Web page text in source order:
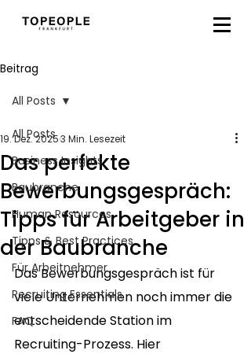
Beitrag
All Posts
Business Insights
Baubranche
Human Resources
Tipps & Best Practices
Für Arbeitnehmer
Recruiting Essentials
FAQ
All Posts
Das perfekte
Bewerbungsgespräch:
Tipps für Arbeitgeber in
der Baubranche
19. Dez. 20253 Min. Lesezeit
Das Bewerbungsgespräch ist für
viele Unternehmen noch immer die
entscheidende Station im
Recruiting-Prozess. Hier